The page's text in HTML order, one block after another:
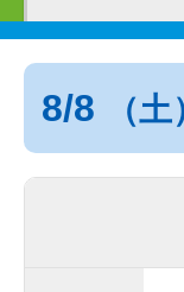
8/8 （土